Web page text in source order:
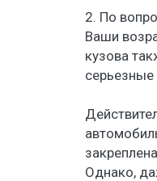
2. По
Ваши
кузова
серьезные
Однако,